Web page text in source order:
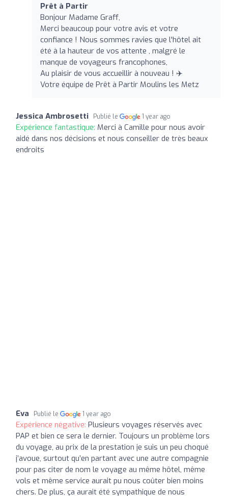
Prêt à Partir
Bonjour Madame Graff,
Merci beaucoup pour votre avis et votre
confiance ! Nous sommes ravies que l'hôtel ait
été à la hauteur de vos attente , malgré le
manque de voyageurs francophones,
Au plaisir de vous accueillir à nouveau ! ✈️
Votre équipe de Prêt à Partir Moulins les Metz
Jessica Ambrosetti Publié le 1 year ago
Expérience fantastique: Merci à Camille pour nous avoir
aidé dans nos décisions et nous conseiller de très beaux
endroits
Eva Publié le 1 year ago
Expérience négative: Plusieurs voyages réservés avec
PAP et bien ce sera le dernier. Toujours un problème lors
du voyage, au prix de la prestation je suis un peu choqué
j’avoue, surtout qu’en partant avec une autre compagnie
pour pas citer de nom le voyage au même hôtel, même
vols et même service aurait pu nous coûter bien moins
chers. De plus, ça aurait été sympathique de nous